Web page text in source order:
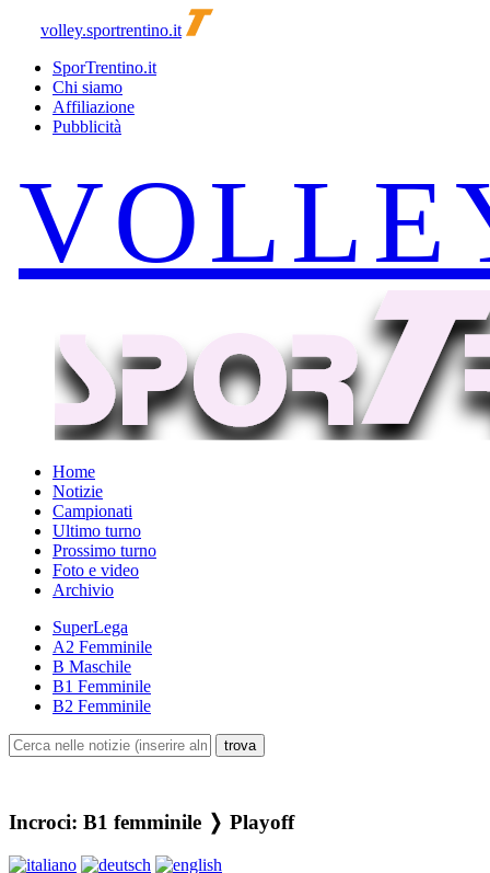
volley.sportrentino.it
SporTrentino.it
Chi siamo
Affiliazione
Pubblicità
Home
Notizie
Campionati
Ultimo turno
Prossimo turno
Foto e video
Archivio
SuperLega
A2 Femminile
B Maschile
B1 Femminile
B2 Femminile
Incroci: B1 femminile ❭ Playoff